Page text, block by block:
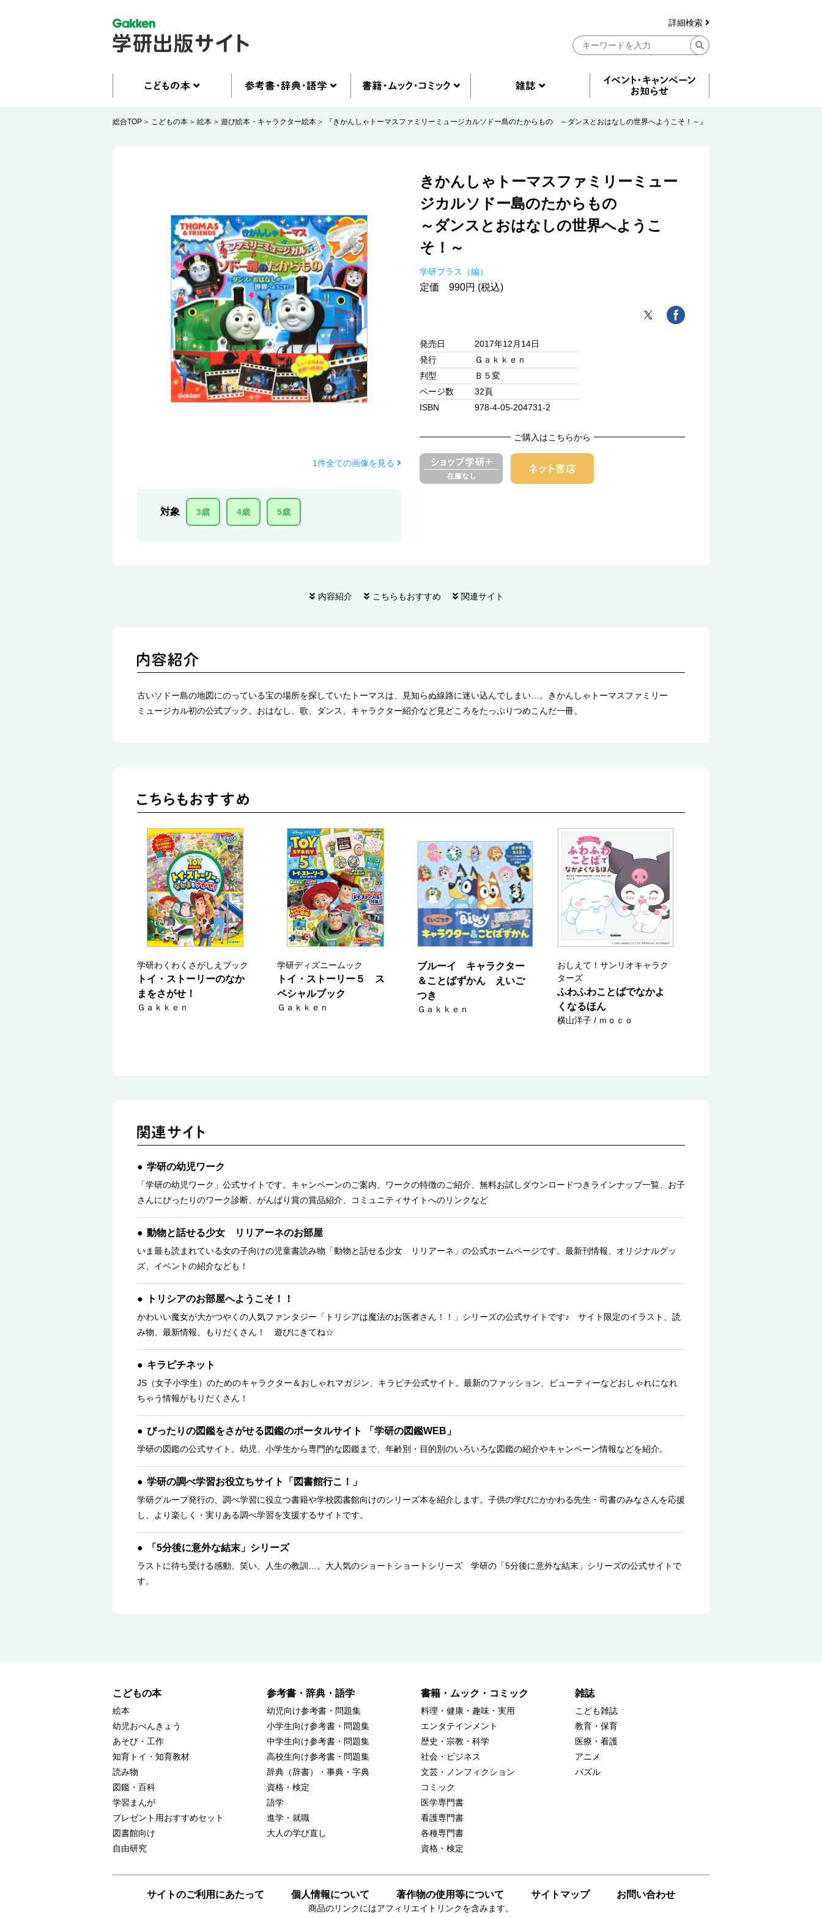
詳細検索
総合TOP こどもの本 絵本 遊び絵本・キャラクター絵本 『きかんしゃトーマスファミリーミュージカルソドー島のたからもの ～ダンスとおはなしの世界へようこそ！～』
1件全ての画像を見る
対象 3歳 4歳 5歳
きかんしゃトーマスファミリーミュー
ジカルソドー島のたからもの
～ダンスとおはなしの世界へようこ
そ！～
学研プラス（編）
定価 990円 (税込)
発売日
2017年12月14日
発行
Ｇａｋｋｅｎ
判型
Ｂ５変
ページ数
32頁
ISBN
978-4-05-204731-2
ご購入はこちらから
内容紹介 こちらもおすすめ 関連サイト
古いソドー島の地図にのっている宝の場所を探していたトーマスは、見知らぬ線路に迷い込んでしまい…。きかんしゃトーマスファミリー
ミュージカル初の公式ブック。おはなし、歌、ダンス、キャラクター紹介など見どころをたっぷりつめこんだ一冊。
学研わくわくさがしえブック
トイ・ストーリーのなか
まをさがせ！
Ｇａｋｋｅｎ
学研ディズニームック
トイ・ストーリー５ ス
ペシャルブック
Ｇａｋｋｅｎ
ブルーイ キャラクター
＆ことばずかん えいご
つき
Ｇａｋｋｅｎ
おしえて！サンリオキャラク
ターズ
ふわふわことばでなかよ
くなるほん
横山洋子 / ｍｏｃｏ
学研の幼児ワーク
「学研の幼児ワーク」公式サイトです。キャンペーンのご案内、ワークの特徴のご紹介、無料お試しダウンロードつきラインナップ一覧、お子
さんにぴったりのワーク診断、がんばり賞の賞品紹介、コミュニティサイトへのリンクなど
動物と話せる少女 リリアーネのお部屋
いま最も読まれている女の子向けの児童書読み物「動物と話せる少女 リリアーネ」の公式ホームページです。最新刊情報、オリジナルグッ
ズ、イベントの紹介なども！
トリシアのお部屋へようこそ！！
かわいい魔女が大かつやくの人気ファンタジー「トリシアは魔法のお医者さん！！」シリーズの公式サイトです♪ サイト限定のイラスト、読
み物、最新情報、もりだくさん！ 遊びにきてね☆
キラピチネット
JS（女子小学生）のためのキャラクター＆おしゃれマガジン、キラピチ公式サイト。最新のファッション、ビューティーなどおしゃれになれ
ちゃう情報がもりだくさん！
ぴったりの図鑑をさがせる図鑑のポータルサイト 「学研の図鑑WEB」
学研の図鑑の公式サイト。幼児、小学生から専門的な図鑑まで、年齢別・目的別のいろいろな図鑑の紹介やキャンペーン情報などを紹介。
学研の調べ学習お役立ちサイト「図書館行こ！」
学研グループ発行の、調べ学習に役立つ書籍や学校図書館向けのシリーズ本を紹介します。子供の学びにかかわる先生・司書のみなさんを応援
し、より楽しく・実りある調べ学習を支援するサイトです。
「5分後に意外な結末」シリーズ
ラストに待ち受ける感動、笑い、人生の教訓…。大人気のショートショートシリーズ 学研の「5分後に意外な結末」シリーズの公式サイトで
す。
こどもの本
絵本
幼児おべんきょう
あそび・工作
知育トイ・知育教材
読み物
図鑑・百科
学習まんが
プレゼント用おすすめセット
図書館向け
自由研究
参考書・辞典・語学
幼児向け参考書・問題集
小学生向け参考書・問題集
中学生向け参考書・問題集
高校生向け参考書・問題集
辞典（辞書）・事典・字典
資格・検定
語学
進学・就職
大人の学び直し
書籍・ムック・コミック
料理・健康・趣味・実用
エンタテインメント
歴史・宗教・科学
社会・ビジネス
文芸・ノンフィクション
コミック
医学専門書
看護専門書
各種専門書
資格・検定
雑誌
こども雑誌
教育・保育
医療・看護
アニメ
パズル
サイトのご利用にあたって 個人情報について 著作物の使用等について サイトマップ お問い合わせ
商品のリンクにはアフィリエイトリンクを含みます。